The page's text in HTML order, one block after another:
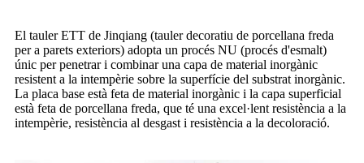
El tauler ETT de Jinqiang (tauler decoratiu de porcellana freda
per a parets exteriors) adopta un procés NU (procés d'esmalt)
únic per penetrar i combinar una capa de material inorgànic
resistent a la intempèrie sobre la superfície del substrat inorgànic.
La placa base està feta de material inorgànic i la capa superficial
està feta de porcellana freda, que té una excel·lent resistència a la
intempèrie, resistència al desgast i resistència a la decoloració.